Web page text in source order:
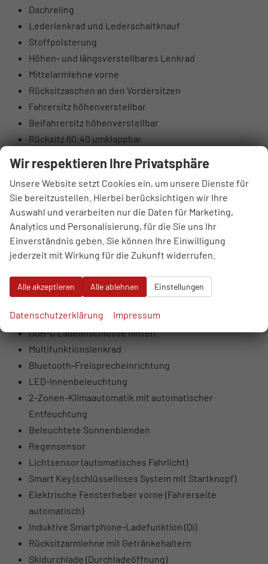
Dachreling
Lederlenkrad und Lederschaltknauf
Stoffpolsterung
Höhen- und längsverstellbares Lenkrad
Mittelarmlehne vorne
Rücksitzaschen an den Vordersitzen
Fahrersitz höhenverstellbar
Beifahrersitz höhenverstellbar
Rücksitz 60:40 umklappbar
Oberschenkelauflage Fahrerseite
Luftausströmer hinten
Brillenfach
Automatisch abblendender Innenspiegel
10,25" digitales Kombiinstrument
DAB+ Digitalradio
Hochtöner vorne (insgesamt 6 Lautsprecher)
USB-Anschlüsse vorne (USB-A Daten + Laden, USB-C
Laden)
USB-C Ladeanschlüsse hinten
Multifunktionslenkrad
Bluetooth-Freisprecheinrichtung
LED-Innenbeleuchtung
2-Zonen-Klimaautomatik mit automatischer
Entfeuchtung
Beleuchtete Sonnenblenden
Regensensor
Lichtsensor (automatisches Fahrlicht)
Smart Key (schlüsselloses System mit Startknopf)
Elektrische Fensterheber vorne (Fahrerseite
automatisch)
Induktive Smartphone-Ladefunktion (Qi)
Rücksitzarmlehne mit Getränkehaltern
Skidurchlade (Durchladeöffnung)
Wir respektieren Ihre Privatsphäre
Unsere Website setzt Cookies ein, um unsere Dienste für
Sie bereitzustellen. Hierbei berücksichtigen wir Ihre
Auswahl und verarbeiten nur die Daten für Marketing,
Analytics und Personalisierung, für die Sie uns Ihr
Einverständnis geben. Sie können Ihre Einwilligung
jederzeit mit Wirkung für die Zukunft widerrufen.
Alle akzeptieren Alle ablehnen Einstellungen
Datenschutzerklärung Impressum